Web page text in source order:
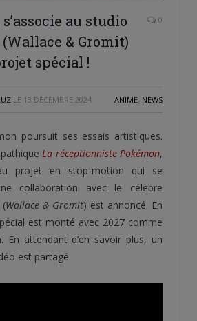
au studio
& Gromit)
spécial !
0
LE 13 DÉCEMBRE 2024 ANIME, NEWS
poursuit ses essais artistiques.
La réceptionniste Pokémon,
projet en stop-motion qui se
collaboration avec le célèbre
(Wallace & Gromit) est annoncé. En
est monté avec 2027 comme
En attendant d’en savoir plus, un
est partagé.